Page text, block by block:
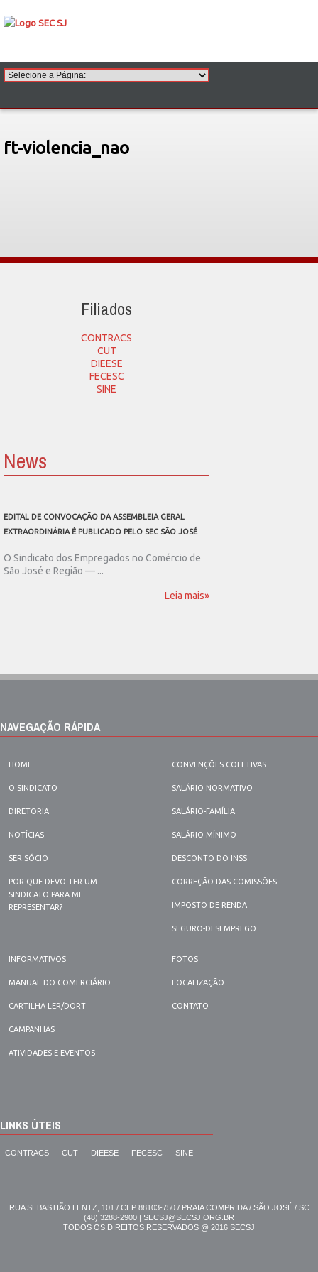
ft-violencia_nao
Filiados
CONTRACS
CUT
DIEESE
FECESC
SINE
News
EDITAL DE CONVOCAÇÃO DA ASSEMBLEIA GERAL
EXTRAORDINÁRIA É PUBLICADO PELO SEC SÃO JOSÉ
O Sindicato dos Empregados no Comércio de
São José e Região — ...
Leia mais»
NAVEGAÇÃO RÁPIDA
HOME
O SINDICATO
DIRETORIA
NOTÍCIAS
SER SÓCIO
POR QUE DEVO TER UM
SINDICATO PARA ME
REPRESENTAR?
CONVENÇÕES COLETIVAS
SALÁRIO NORMATIVO
SALÁRIO-FAMÍLIA
SALÁRIO MÍNIMO
DESCONTO DO INSS
CORREÇÃO DAS COMISSÕES
IMPOSTO DE RENDA
SEGURO-DESEMPREGO
INFORMATIVOS
MANUAL DO COMERCIÁRIO
CARTILHA LER/DORT
CAMPANHAS
ATIVIDADES E EVENTOS
FOTOS
LOCALIZAÇÃO
CONTATO
LINKS ÚTEIS
CONTRACS CUT DIEESE FECESC SINE
RUA SEBASTIÃO LENTZ, 101 / CEP 88103-750 / PRAIA COMPRIDA / SÃO JOSÉ / SC
(48) 3288-2900 | SECSJ@SECSJ.ORG.BR
TODOS OS DIREITOS RESERVADOS @ 2016 SECSJ